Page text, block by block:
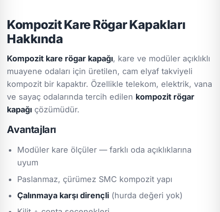
Kompozit Kare Rögar Kapakları
Hakkında
Kompozit kare rögar kapağı, kare ve modüler açıklıklı
muayene odaları için üretilen, cam elyaf takviyeli
kompozit bir kapaktır. Özellikle telekom, elektrik, vana
ve sayaç odalarında tercih edilen kompozit rögar
kapağı çözümüdür.
Avantajları
Modüler kare ölçüler — farklı oda açıklıklarına
uyum
Paslanmaz, çürümez SMC kompozit yapı
Çalınmaya karşı dirençli (hurda değeri yok)